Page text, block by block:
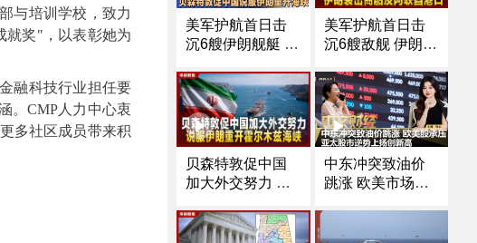
与培训学校，致力
就奖"，以表彰她为
融科技行业担任要
。CMP人力中心衷
多社区成员带来积
美军护航首日击
沉6艘伊朗舰艇 伊
放狠话｜贝森特
敦促中国加大外
交努力 说服伊朗
重开霍尔木兹海
峡｜纽约前市长
朱利安尼病重住
首获FDA批准进
入美国市场《中
美军护航首日击
沉6艘敌舰 伊朗袭
港口
贝森特敦促中国
加大外交努力 说
木兹海峡
中东冲突致油价
跳涨 欧美市场承